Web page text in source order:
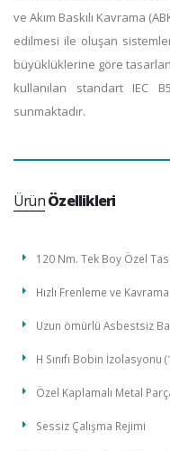
ve Akım Baskılı Kavrama
edilmesi ile oluşan
büyüklüklerine göre
kullanılan standart IEC
sunmaktadır.
ÜrünÖzellikleri
120 Nm. Tek Boy Özel
Hızlı Frenleme ve Kavrama
Uzun ömürlü Asbestsiz
H Sınıfı Bobin İzolasyonu
Özel Kaplamalı Metal
Sessiz Çalışma Rejimi